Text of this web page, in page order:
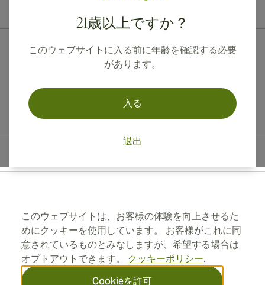
このウェブサイトは、お客様の体験を向上させるた
めにクッキーを使用しています。 お客様がこれに同
意されているものとみなしますが、希望する場合は
オプトアウトできます。 クッキーポリシー.
Cookieを許可
21歳以上ですか？
このウェブサイトに入る前に年齢を確認する必要
があります。
入る
退出
+41 22 518 44 43
info@swisscubancigars.com